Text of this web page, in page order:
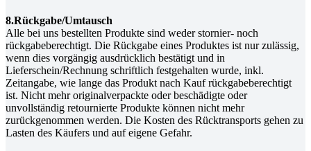
8.Rückgabe/Umtausch
Alle bei uns bestellten Produkte sind weder stornier- noch
rückgabeberechtigt. Die Rückgabe eines Produktes ist nur zulässig,
wenn dies vorgängig ausdrücklich bestätigt und in
Lieferschein/Rechnung schriftlich festgehalten wurde, inkl.
Zeitangabe, wie lange das Produkt nach Kauf rückgabeberechtigt
ist. Nicht mehr originalverpackte oder beschädigte oder
unvollständig retournierte Produkte können nicht mehr
zurückgenommen werden. Die Kosten des Rücktransports gehen zu
Lasten des Käufers und auf eigene Gefahr.